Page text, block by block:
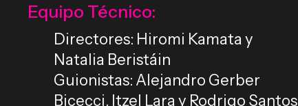
Equipo Técnico:
Directores: Hiromi Kamata y
Natalia Beristáin
Guionistas: Alejandro Gerber
Bicecci, Itzel Lara y Rodrigo Santos